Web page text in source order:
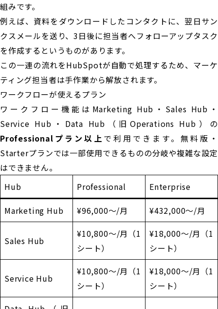
組みです。
例えば、資料をダウンロードしたコンタクトに、翌日サン
クスメールを送り、3日後に担当者へフォローアップタスク
を作成するというものがあります。
この一連の流れをHubSpotが自動で処理するため、マーケ
ティング担当者は手作業から解放されます。
ワークフローが使えるプラン
ワークフロー機能はMarketing Hub・Sales Hub・
Service Hub・Data Hub（旧Operations Hub）の
Professionalプラン以上 で利用できます。無料版・
Starterプランでは一部使用できるものの分岐や複雑な設定
はできません。
Hub
Professional Enterprise
Marketing Hub ¥96,000〜/月 ¥432,000〜/月
Sales Hub
¥10,800〜/月（1
シート）
¥18,000〜/月（1
シート）
Service Hub
¥10,800〜/月（1
シート）
¥18,000〜/月（1
シート）